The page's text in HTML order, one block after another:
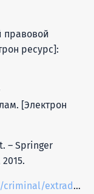
правовой
ресурс]:
[Электрон
– Springer
http://ec.europa.eu/justice_home/fsj/criminal/extradition/fsj_criminal_extradition_en.htm